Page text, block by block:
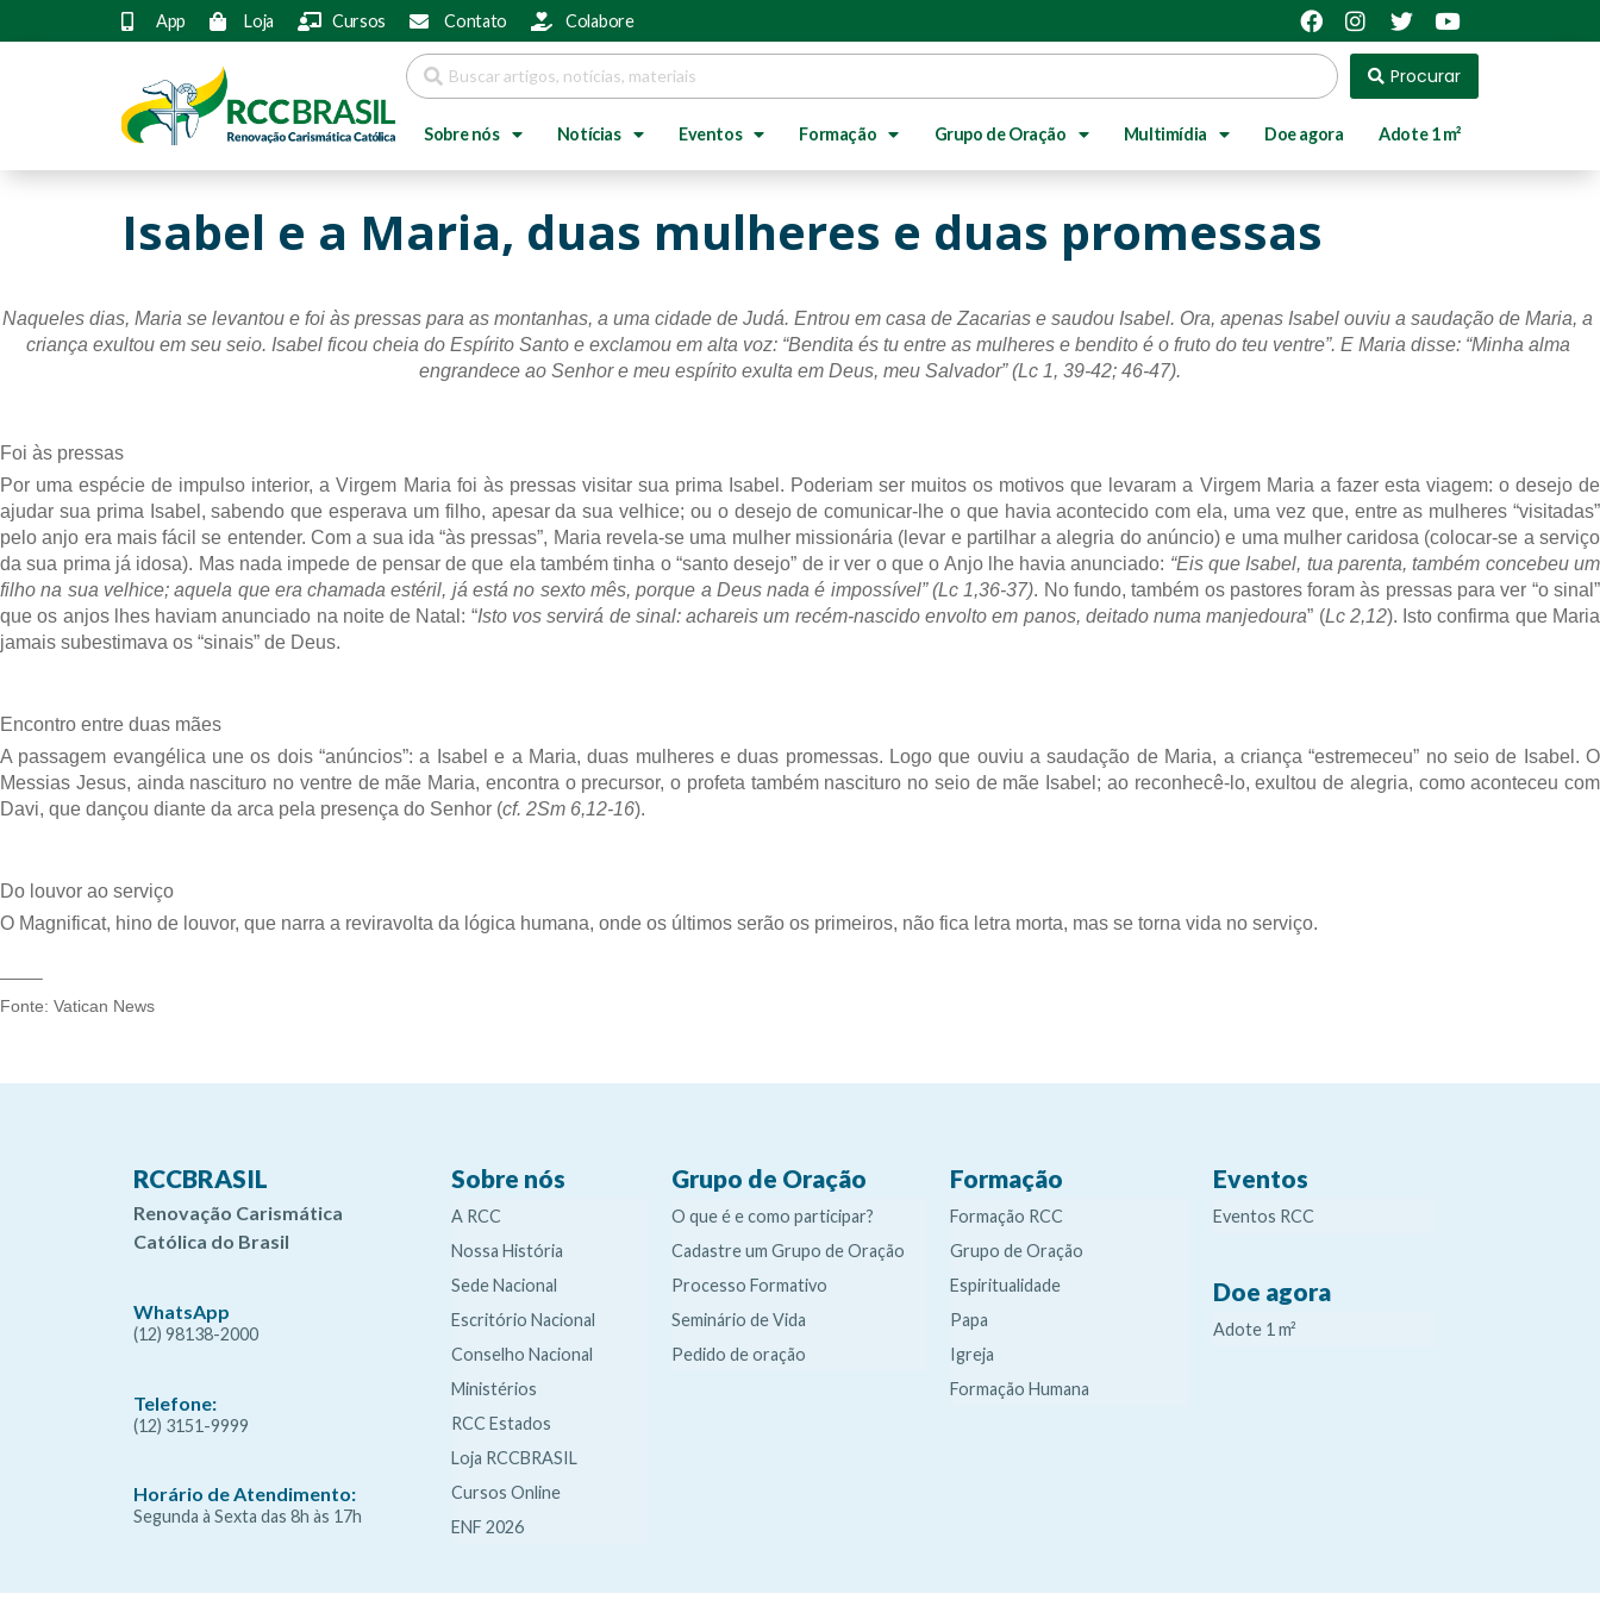
App Loja Cursos Contato Colabore
Procurar
Sobre nós Notícias Eventos Formação Grupo de Oração Multimídia Doe agora Adote 1 m²
Isabel e a Maria, duas mulheres e duas promessas
Naqueles dias, Maria se levantou e foi às pressas para as montanhas, a uma cidade de Judá. Entrou em casa de Zacarias e saudou Isabel. Ora, apenas Isabel ouviu a saudação de Maria, a
criança exultou em seu seio. Isabel ficou cheia do Espírito Santo e exclamou em alta voz: “Bendita és tu entre as mulheres e bendito é o fruto do teu ventre”. E Maria disse: “Minha alma
engrandece ao Senhor e meu espírito exulta em Deus, meu Salvador” (Lc 1, 39-42; 46-47).
Foi às pressas
Por uma espécie de impulso interior, a Virgem Maria foi às pressas visitar sua prima Isabel. Poderiam ser muitos os motivos que levaram a Virgem Maria a fazer esta viagem: o desejo de
ajudar sua prima Isabel, sabendo que esperava um filho, apesar da sua velhice; ou o desejo de comunicar-lhe o que havia acontecido com ela, uma vez que, entre as mulheres “visitadas”
pelo anjo era mais fácil se entender. Com a sua ida “às pressas”, Maria revela-se uma mulher missionária (levar e partilhar a alegria do anúncio) e uma mulher caridosa (colocar-se a serviço
da sua prima já idosa). Mas nada impede de pensar de que ela também tinha o “santo desejo” de ir ver o que o Anjo lhe havia anunciado: “Eis que Isabel, tua parenta, também concebeu um
filho na sua velhice; aquela que era chamada estéril, já está no sexto mês, porque a Deus nada é impossível” (Lc 1,36-37). No fundo, também os pastores foram às pressas para ver “o sinal”
que os anjos lhes haviam anunciado na noite de Natal: “Isto vos servirá de sinal: achareis um recém-nascido envolto em panos, deitado numa manjedoura” (Lc 2,12). Isto confirma que Maria
jamais subestimava os “sinais” de Deus.
Encontro entre duas mães
A passagem evangélica une os dois “anúncios”: a Isabel e a Maria, duas mulheres e duas promessas. Logo que ouviu a saudação de Maria, a criança “estremeceu” no seio de Isabel. O
Messias Jesus, ainda nascituro no ventre de mãe Maria, encontra o precursor, o profeta também nascituro no seio de mãe Isabel; ao reconhecê-lo, exultou de alegria, como aconteceu com
Davi, que dançou diante da arca pela presença do Senhor (cf. 2Sm 6,12-16).
Do louvor ao serviço
O Magnificat, hino de louvor, que narra a reviravolta da lógica humana, onde os últimos serão os primeiros, não fica letra morta, mas se torna vida no serviço.
——–
Fonte: Vatican News
RCCBRASIL
Renovação Carismática
Católica do Brasil
WhatsApp
(12) 98138-2000
Telefone:
(12) 3151-9999
Horário de Atendimento:
Segunda à Sexta das 8h às 17h
Sobre nós
A RCC
Nossa História
Sede Nacional
Escritório Nacional
Conselho Nacional
Ministérios
RCC Estados
Loja RCCBRASIL
Cursos Online
ENF 2026
Grupo de Oração
O que é e como participar?
Cadastre um Grupo de Oração
Processo Formativo
Seminário de Vida
Pedido de oração
Formação
Formação RCC
Grupo de Oração
Espiritualidade
Papa
Igreja
Formação Humana
Eventos
Eventos RCC
Doe agora
Adote 1 m²